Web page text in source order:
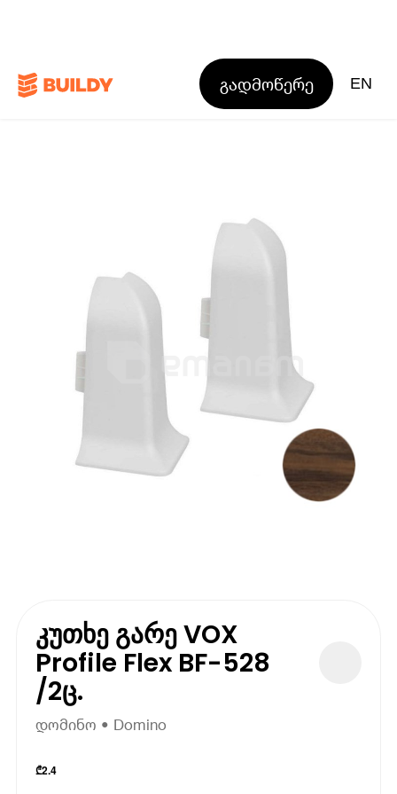
გადმოწერე EN
კუთხე გარე VOX
Profile Flex BF-528
/2ც.
დომინო • Domino
₾2.4